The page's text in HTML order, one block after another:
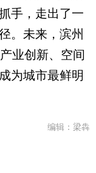
手，走出了一
。未来，滨州
业创新、空间
为城市最鲜明
编辑：梁犇